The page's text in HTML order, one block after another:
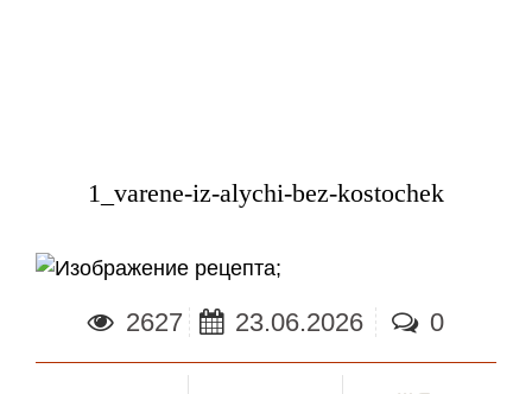
1_varene-iz-alychi-bez-kostochek
;
2627 23.06.2026 0